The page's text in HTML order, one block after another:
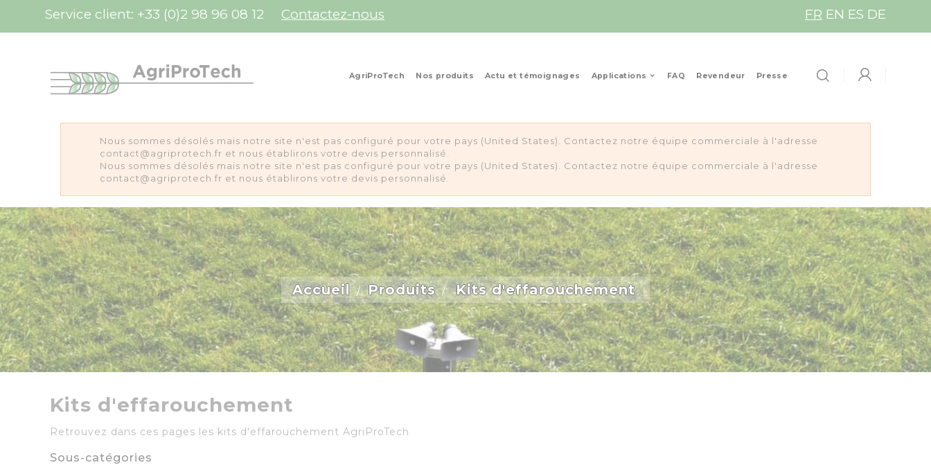
Service client: +33 (0)2 98 96 08 12 Contactez-nous FR EN ES DE
AgriProTech Nos produits Actu et témoignages Applications FAQ Revendeur Presse
Nous sommes désolés mais notre site n'est pas configuré pour votre pays (United States). Contactez notre équipe commerciale à l'adresse
contact@agriprotech.fr et nous établirons votre devis personnalisé.
Nous sommes désolés mais notre site n'est pas configuré pour votre pays (United States). Contactez notre équipe commerciale à l'adresse
contact@agriprotech.fr et nous établirons votre devis personnalisé.
Accueil Produits Kits d'effarouchement
Kits d'effarouchement
Retrouvez dans ces pages les kits d'effarouchement AgriProTech
Sous-catégories
Panneau de gestion des cookies